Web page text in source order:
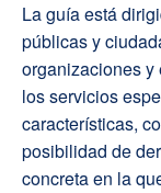
La guía está
públicas y
organizaciones y
los servicios
características,
posibilidad de
concreta en la